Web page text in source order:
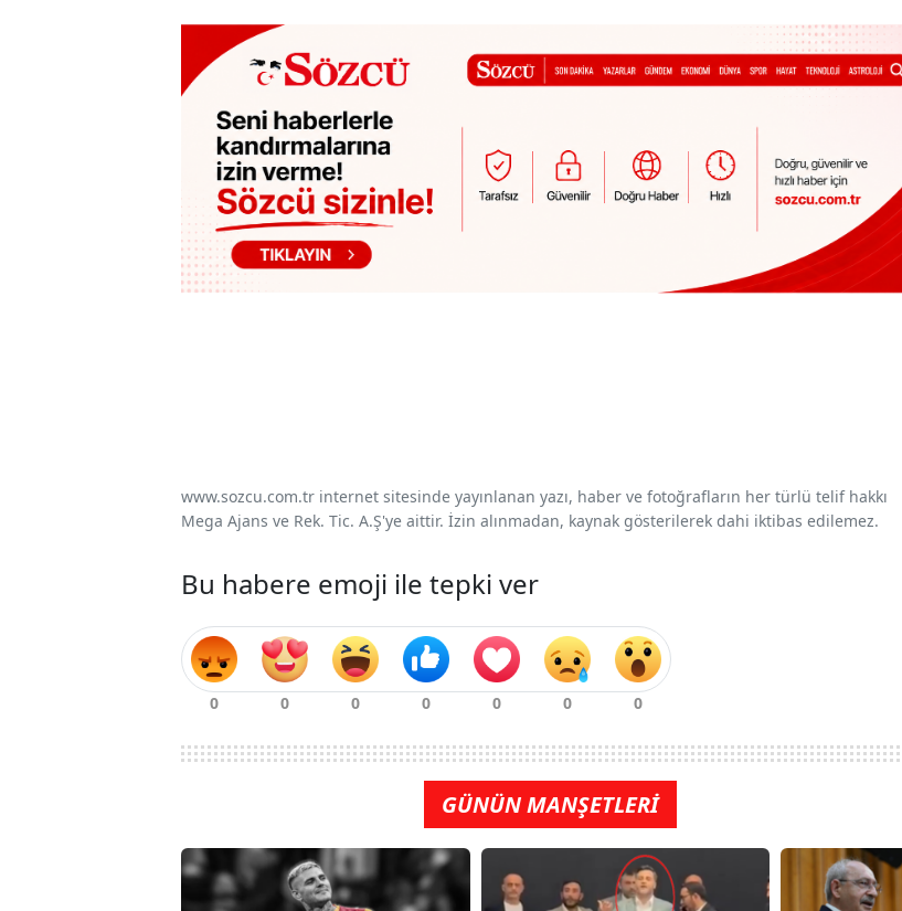
www.sozcu.com.tr internet sitesinde yayınlanan yazı, haber ve fotoğrafların her türlü telif hakkı
Mega Ajans ve Rek. Tic. A.Ş'ye aittir. İzin alınmadan, kaynak gösterilerek dahi iktibas edilemez.
Bu habere emoji ile tepki ver
GÜNÜN MANŞETLERİ